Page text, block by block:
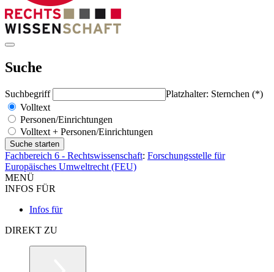
Suche
Suchbegriff
Platzhalter: Sternchen (*)
Volltext
Personen/Einrichtungen
Volltext + Personen/Einrichtungen
Fachbereich 6 - Rechtswissenschaft: Forschungsstelle für
Europäisches Umweltrecht (FEU)
MENÜ
INFOS FÜR
Infos für
DIREKT ZU